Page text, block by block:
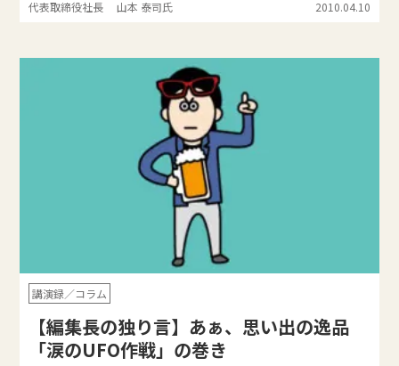
代表取締役社長 山本 泰司氏
2010.04.10
講演録／コラム
【編集長の独り言】あぁ、思い出の逸品
「涙のUFO作戦」の巻き